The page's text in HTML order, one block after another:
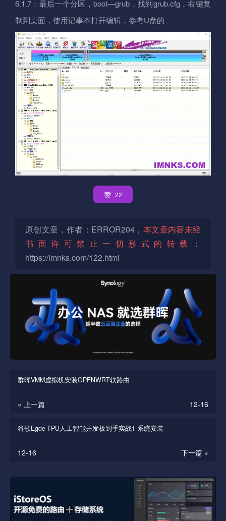
6.1.7：最后一个分区，boot—grub，找到grub.cfg，右键复
制到桌面，使用记事本打开编辑，参考U盘的
赞 22
原创文章，作者：ERROR204， 本文章内容未经
书面许可禁止一切形式的转载
：
https://imnks.com/122.html
群晖VMM虚拟机安装OPENWRT软路由
« 上一篇 12-16
谷歌Egde TPU人工智能开发板到手实战1-系统安装
下一篇 »
12-16